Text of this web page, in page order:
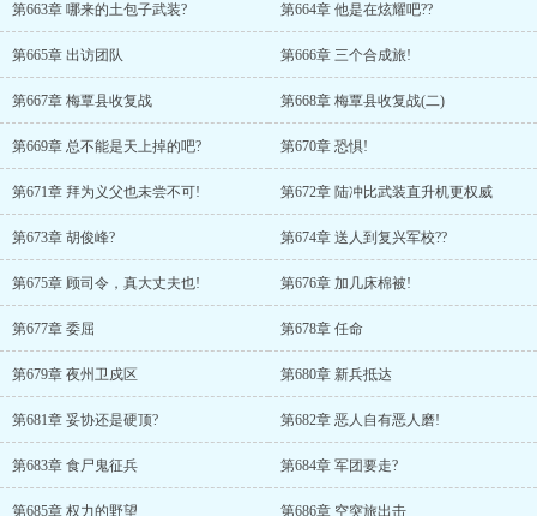
第663章 哪来的土包子武装? 第664章 他是在炫耀吧??
第665章 出访团队 第666章 三个合成旅!
第667章 梅覃县收复战 第668章 梅覃县收复战(二)
第669章 总不能是天上掉的吧? 第670章 恐惧!
第671章 拜为义父也未尝不可! 第672章 陆冲比武装直升机更权威
第673章 胡俊峰? 第674章 送人到复兴军校??
第675章 顾司令，真大丈夫也! 第676章 加几床棉被!
第677章 委屈 第678章 任命
第679章 夜州卫戍区 第680章 新兵抵达
第681章 妥协还是硬顶? 第682章 恶人自有恶人磨!
第683章 食尸鬼征兵 第684章 军团要走?
第685章 权力的野望 第686章 空突旅出击